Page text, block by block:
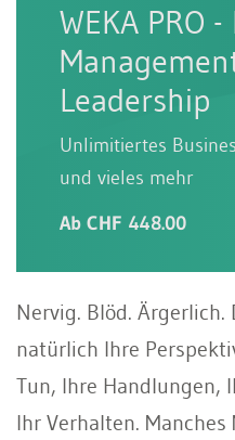
WEKA PRO
Leadership
Unlimitiertes
und vieles mehr
Ab CHF 448.00
Nervig. Blöd.
natürlich Ihre
Tun, Ihre Handlungen,
Ihr Verhalten.